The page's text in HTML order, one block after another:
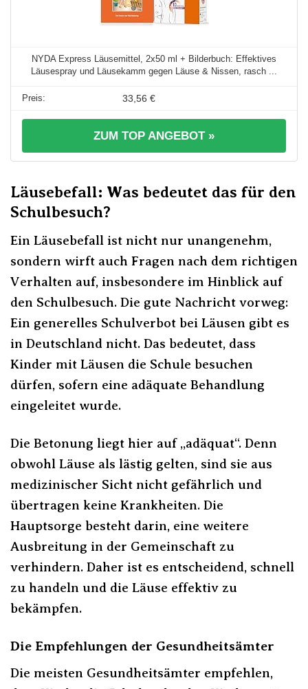
NYDA Express Läusemittel, 2x50 ml + Bilderbuch: Effektives
Läusespray und Läusekamm gegen Läuse & Nissen, rasch ...
33,56 €
ZUM TOP ANGEBOT »
Läusebefall: Was bedeutet das für den
Schulbesuch?
Ein Läusebefall ist nicht nur unangenehm,
sondern wirft auch Fragen nach dem richtigen
Verhalten auf, insbesondere im Hinblick auf
den Schulbesuch. Die gute Nachricht vorweg:
Ein generelles Schulverbot bei Läusen gibt es
in Deutschland nicht. Das bedeutet, dass
Kinder mit Läusen die Schule besuchen
dürfen, sofern eine adäquate Behandlung
eingeleitet wurde.
Die Betonung liegt hier auf „adäquat“. Denn
obwohl Läuse als lästig gelten, sind sie aus
medizinischer Sicht nicht gefährlich und
übertragen keine Krankheiten. Die
Hauptsorge besteht darin, eine weitere
Ausbreitung in der Gemeinschaft zu
verhindern. Daher ist es entscheidend, schnell
zu handeln und die Läuse effektiv zu
bekämpfen.
Die Empfehlungen der Gesundheitsämter
Die meisten Gesundheitsämter empfehlen,